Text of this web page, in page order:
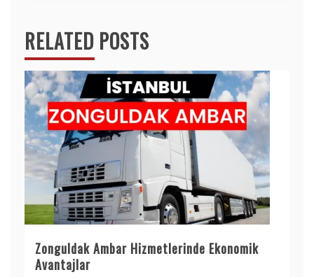
RELATED POSTS
Zonguldak Ambar Hizmetlerinde Ekonomik
Avantajlar